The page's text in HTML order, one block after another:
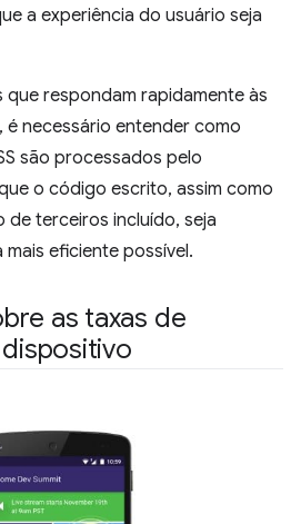
a experiência do usuário seja
que respondam rapidamente às
necessário entender como
são processados pelo
o código escrito, assim como
terceiros incluído, seja
eficiente possível.
as taxas de